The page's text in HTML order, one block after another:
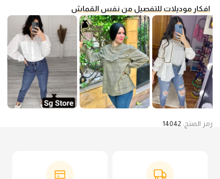
افكار موديلات للتفصيل من نفس القماش
رمز المنتج: 14042